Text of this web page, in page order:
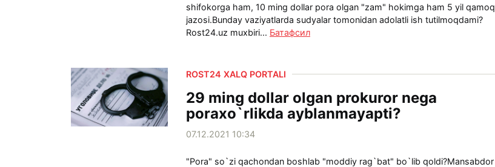
shifokorga ham, 10 ming dollar pora olgan "zam" hokimga ham 5 yil qamoq
jazosi.Bunday vaziyatlarda sudyalar tomonidan adolatli ish tutilmoqdami?
Rost24.uz muxbiri... Батафсил
ROST24 XALQ PORTALI
29 ming dollar olgan prokuror nega
poraxo`rlikda ayblanmayapti?
07.12.2021 10:34
"Pora" so`zi qachondan boshlab "moddiy rag`bat" bo`lib qoldi? Mansabdor